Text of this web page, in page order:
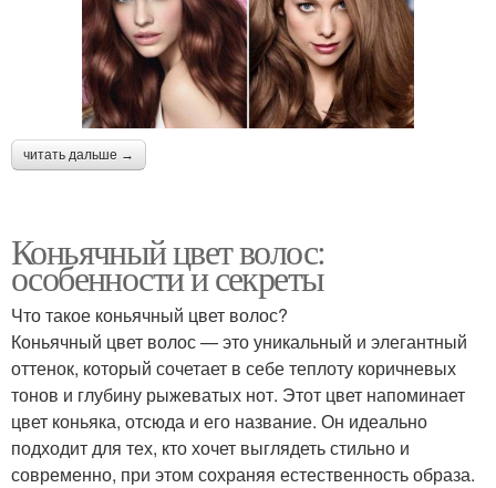
читать дальше →
Коньячный цвет волос:
особенности и секреты
Что такое коньячный цвет волос?
Коньячный цвет волос — это уникальный и элегантный
оттенок, который сочетает в себе теплоту коричневых
тонов и глубину рыжеватых нот. Этот цвет напоминает
цвет коньяка, отсюда и его название. Он идеально
подходит для тех, кто хочет выглядеть стильно и
современно, при этом сохраняя естественность образа.